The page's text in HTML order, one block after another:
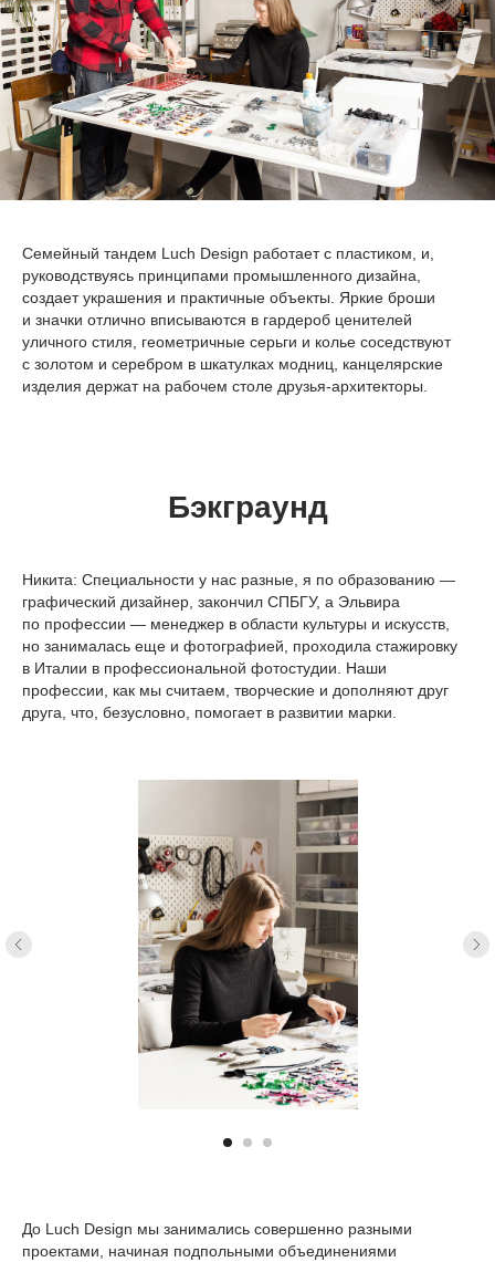
Семейный тандем Luch Design работает с пластиком, и,
руководствуясь принципами промышленного дизайна,
создает украшения и практичные объекты. Яркие броши
и значки отлично вписываются в гардероб ценителей
уличного стиля, геометричные серьги и колье соседствуют
с золотом и серебром в шкатулках модниц, канцелярские
изделия держат на рабочем столе друзья-архитекторы.
Бэкграунд
Никита: Специальности у нас разные, я по образованию —
графический дизайнер, закончил СПБГУ, а Эльвира
по профессии — менеджер в области культуры и искусств,
но занималась еще и фотографией, проходила стажировку
в Италии в профессиональной фотостудии. Наши
профессии, как мы считаем, творческие и дополняют друг
друга, что, безусловно, помогает в развитии марки.
До Luch Design мы занимались совершенно разными
проектами, начиная подпольными объединениями